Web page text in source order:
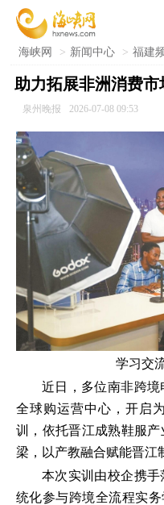
海峡网 > 新闻中心 > 福建
助力拓展非洲消费
泉州晚报 2026-07-08 09:53
学习交
近日，多位南非跨
全球购运营中心，开启
训，依托晋江成熟鞋服
梁，以产教融合赋能晋江
本次实训由校企携
统化参与跨境全流程实